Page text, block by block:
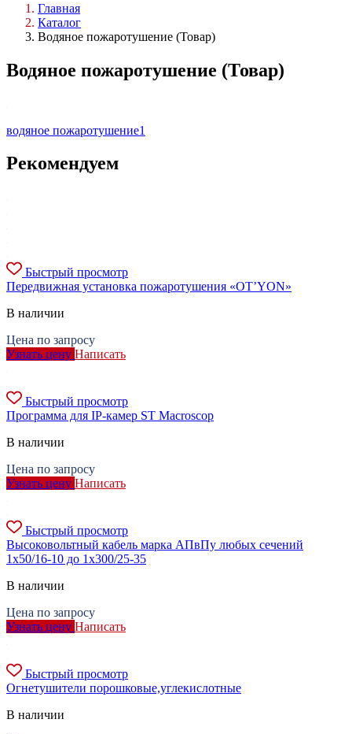
Главная
Каталог
Водяное пожаротушение (Товар)
Водяное пожаротушение (Товар)
водяное пожаротушение1
Рекомендуем
Быстрый просмотр
Передвижная установка пожаротушения «OT’YON»
В наличии
Цена по запросу
Узнать цену Написать
Быстрый просмотр
Программа для IP-камер ST Macroscop
В наличии
Цена по запросу
Узнать цену Написать
Быстрый просмотр
Высоковольтный кабель марка АПвПу любых сечений
1х50/16-10 до 1х300/25-35
В наличии
Цена по запросу
Узнать цену Написать
Быстрый просмотр
Огнетушители порошковые,углекислотные
В наличии